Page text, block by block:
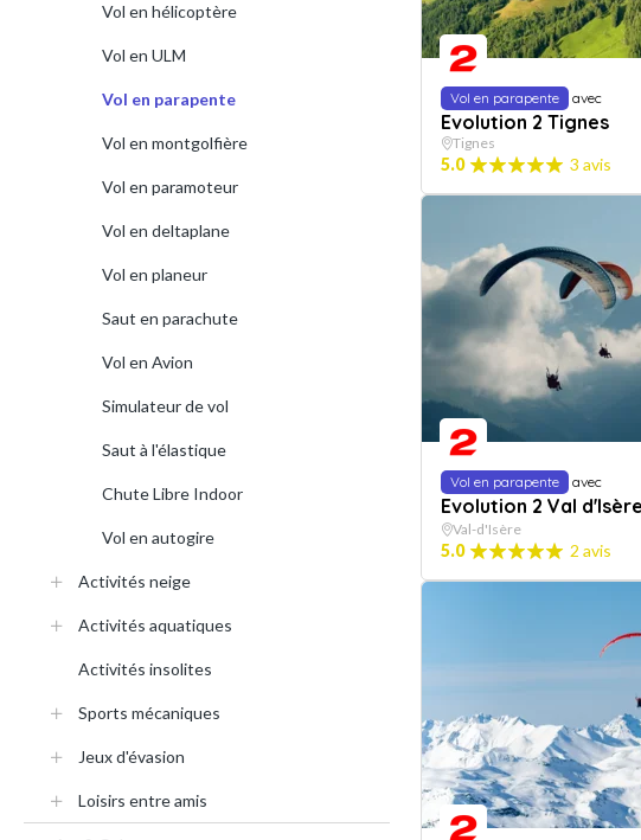
Vol en hélicoptère
Vol en ULM
Vol en parapente
Vol en montgolfière
Vol en paramoteur
Vol en deltaplane
Vol en planeur
Saut en parachute
Vol en Avion
Simulateur de vol
Saut à l'élastique
Chute Libre Indoor
Vol en autogire
Activités neige
Activités aquatiques
Activités insolites
Sports mécaniques
Jeux d'évasion
Loisirs entre amis
Vol en parapente avec
Evolution 2 Tignes
Tignes
5.0 3 avis
Vol en parapente avec
Evolution 2 Val d'Isère
Val-d'Isère
5.0 2 avis